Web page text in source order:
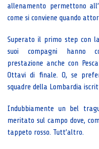
allenamento permettono
come si conviene quando
Superato il primo step con
suoi compagni hanno
prestazione anche con
Ottavi di finale. O, se
squadre della Lombardia
Indubbiamente un bel
meritato sul campo dove,
tappeto rosso. Tutt’altro.